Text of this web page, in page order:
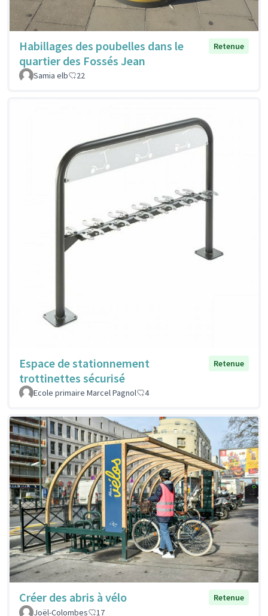
Habillages des poubelles dans le
quartier des Fossés Jean
Retenue
Samia elb 22
Espace de stationnement
trottinettes sécurisé
Retenue
Ecole primaire Marcel Pagnol 4
Créer des abris à vélo
Retenue
Joël-Colombes
17